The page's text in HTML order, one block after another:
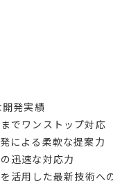
開発実績
でワンストップ対応
による柔軟な提案力
迅速な対応力
活用した最新技術へ